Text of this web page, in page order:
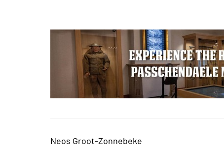
Neos Groot-Zonnebeke